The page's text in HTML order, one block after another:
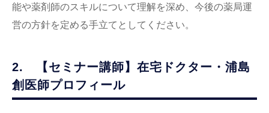
能や薬剤師のスキルについて理解を深め、今後の薬局運
営の方針を定める手立てとしてください。
2. 【セミナー講師】在宅ドクター・浦島
創医師プロフィール